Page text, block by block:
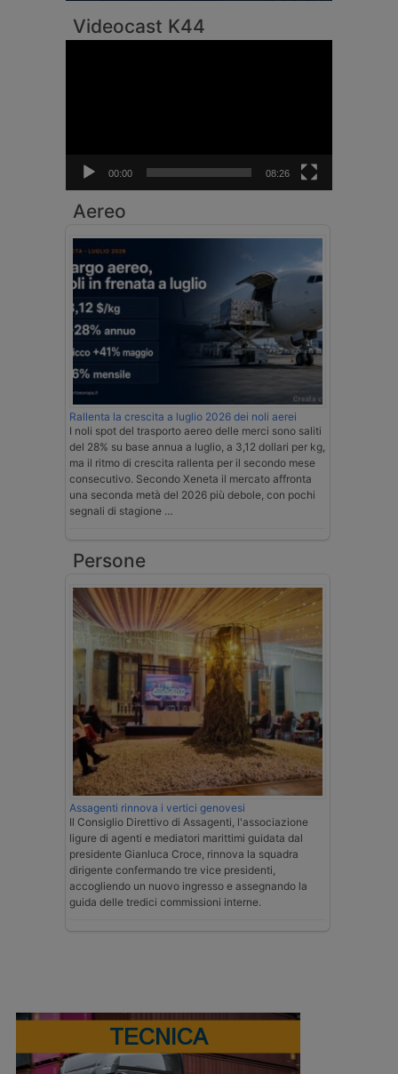
Videocast K44
00:00 08:26
Aereo
Rallenta la crescita a luglio 2026 dei noli aerei
I noli spot del trasporto aereo delle merci sono saliti
del 28% su base annua a luglio, a 3,12 dollari per kg,
ma il ritmo di crescita rallenta per il secondo mese
consecutivo. Secondo Xeneta il mercato affronta
una seconda metà del 2026 più debole, con pochi
segnali di stagione …
Persone
Assagenti rinnova i vertici genovesi
Il Consiglio Direttivo di Assagenti, l'associazione
ligure di agenti e mediatori marittimi guidata dal
presidente Gianluca Croce, rinnova la squadra
dirigente confermando tre vice presidenti,
accogliendo un nuovo ingresso e assegnando la
guida delle tredici commissioni interne.
TECNICA